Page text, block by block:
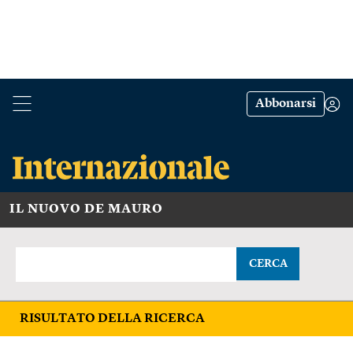
Abbonarsi
IL NUOVO DE MAURO
CERCA
RISULTATO DELLA RICERCA